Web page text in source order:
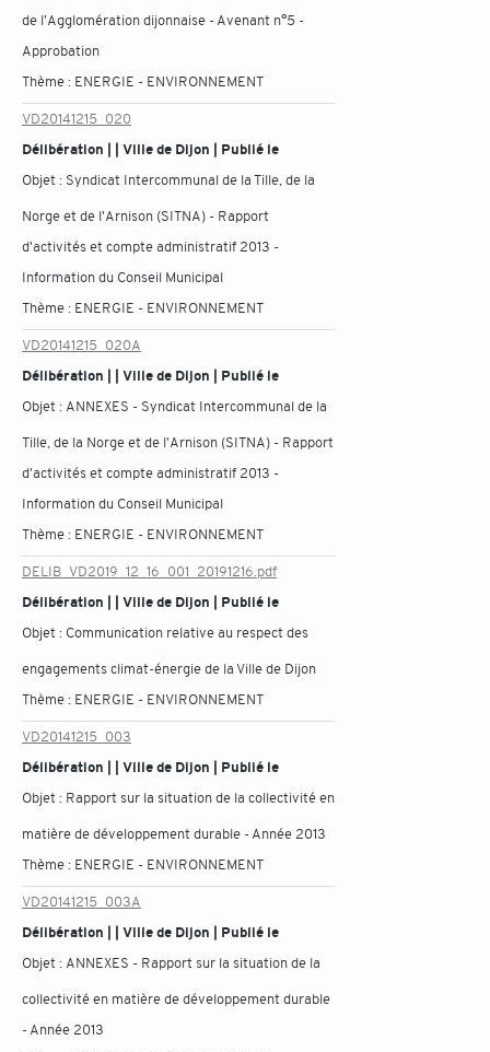
de l'Agglomération dijonnaise - Avenant n°5 -
Approbation
Thème : ENERGIE - ENVIRONNEMENT
VD20141215_020
Délibération | | Ville de Dijon | Publié le
Objet : Syndicat Intercommunal de la Tille, de la
Norge et de l'Arnison (SITNA) - Rapport
d'activités et compte administratif 2013 -
Information du Conseil Municipal
Thème : ENERGIE - ENVIRONNEMENT
VD20141215_020A
Délibération | | Ville de Dijon | Publié le
Objet : ANNEXES - Syndicat Intercommunal de la
Tille, de la Norge et de l'Arnison (SITNA) - Rapport
d'activités et compte administratif 2013 -
Information du Conseil Municipal
Thème : ENERGIE - ENVIRONNEMENT
DELIB_VD2019_12_16_001_20191216.pdf
Délibération | | Ville de Dijon | Publié le
Objet : Communication relative au respect des
engagements climat-énergie de la Ville de Dijon
Thème : ENERGIE - ENVIRONNEMENT
VD20141215_003
Délibération | | Ville de Dijon | Publié le
Objet : Rapport sur la situation de la collectivité en
matière de développement durable - Année 2013
Thème : ENERGIE - ENVIRONNEMENT
VD20141215_003A
Délibération | | Ville de Dijon | Publié le
Objet : ANNEXES - Rapport sur la situation de la
collectivité en matière de développement durable
- Année 2013